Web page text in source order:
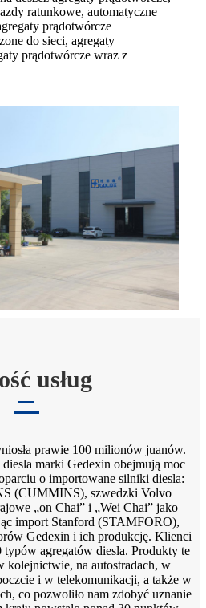
ratunkowe, automatyczne
prądotwórcze
do sieci, agregaty
prądotwórcze wraz z
usług
prawie 100 milionów juanów.
marki Gedexin obejmują moc
o importowane silniki diesla:
(CUMMINS), szwedzki Volvo
„on Chai” i „Wei Chai” jako
import Stanford (STAMFORO),
Gedexin i ich produkcję. Klienci
agregatów diesla. Produkty te
kolejnictwie, na autostradach, w
i w telekomunikacji, a także w
co pozwoliło nam zdobyć uznanie